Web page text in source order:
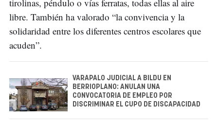
tirolinas, péndulo o vías ferratas, todas ellas al aire
libre. También ha valorado “la convivencia y la
solidaridad entre los diferentes centros escolares que
acuden”.
VARAPALO JUDICIAL A BILDU EN
BERRIOPLANO: ANULAN UNA
CONVOCATORIA DE EMPLEO POR
DISCRIMINAR EL CUPO DE DISCAPACIDAD